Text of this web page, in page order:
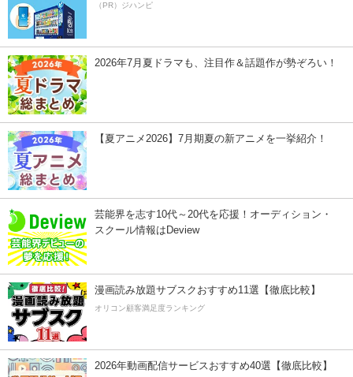
（PR）ジハンピ
2026年7月夏ドラマも、注目作＆話題作が勢ぞろい！
【夏アニメ2026】7月期夏の新アニメを一挙紹介！
芸能界を志す10代～20代を応援！オーディション・
スクール情報はDeview
漫画読み放題サブスクおすすめ11選【徹底比較】
オリコン顧客満足度ランキング
2026年動画配信サービスおすすめ40選【徹底比較】